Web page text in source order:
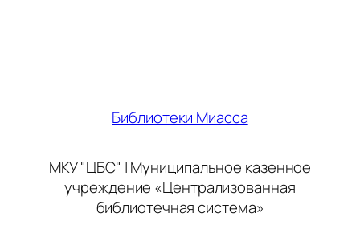
Библиотеки Миасса
МКУ "ЦБС" | Муниципальное казенное
учреждение «Централизованная
библиотечная система»